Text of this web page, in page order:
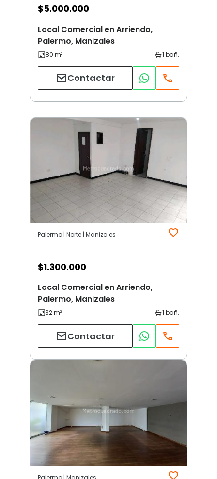
$5.000.000
Local Comercial en Arriendo,
Palermo, Manizales
Contactar
Palermo | Norte | Manizales
$1.300.000
Local Comercial en Arriendo,
Palermo, Manizales
Contactar
Palermo | Manizales